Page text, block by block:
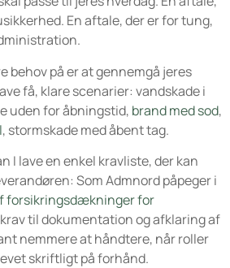
En aftale, der er for tung,
behov på er at gennemgå jeres
få, klare scenarier: vandskade i
uden for åbningstid, brand med sod,
, stormskade med åbent tag.
I lave en enkel kravliste, der kan
Som Admnord påpeger i
forsikringsdækninger for
til dokumentation og afklaring af
nemmere at håndtere, når roller
skriftligt på forhånd.